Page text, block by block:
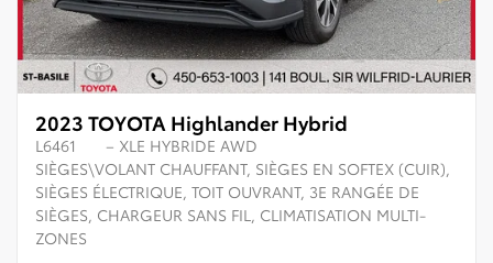
2023 TOYOTA Highlander Hybrid
L6461
– XLE HYBRIDE AWD
SIÈGES\VOLANT CHAUFFANT, SIÈGES EN SOFTEX (CUIR),
SIÈGES ÉLECTRIQUE, TOIT OUVRANT, 3E RANGÉE DE
SIÈGES, CHARGEUR SANS FIL, CLIMATISATION MULTI-
ZONES